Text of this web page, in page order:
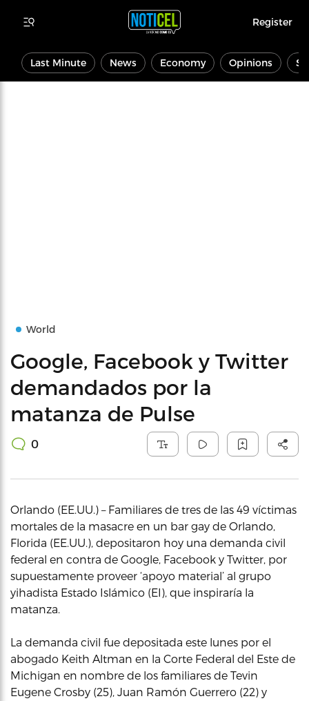
Register
Last Minute News Economy Opinions
World
Google, Facebook y Twitter
demandados por la
matanza de Pulse
0
Orlando (EE.UU.) – Familiares de tres de las 49 víctimas
mortales de la masacre en un bar gay de Orlando,
Florida (EE.UU.), depositaron hoy una demanda civil
federal en contra de Google, Facebook y Twitter, por
supuestamente proveer ‘apoyo material’ al grupo
yihadista Estado Islámico (EI), que inspiraría la
matanza.
La demanda civil fue depositada este lunes por el
abogado Keith Altman en la Corte Federal del Este de
Michigan en nombre de los familiares de Tevin
Eugene Crosby (25), Juan Ramón Guerrero (22) y